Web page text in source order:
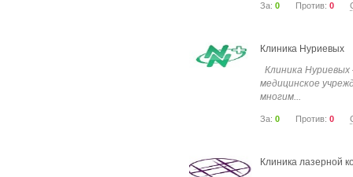
За: 0 Против: 0
Клиника Нуриевых
Клиника
медицинское
многим...
За: 0 Против: 0
Клиника лазерной